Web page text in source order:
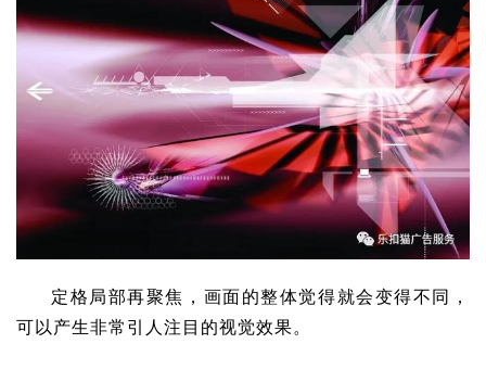
定格局部再聚焦，画面的整体觉得就会变得不同，
可以产生非常引人注目的视觉效果。